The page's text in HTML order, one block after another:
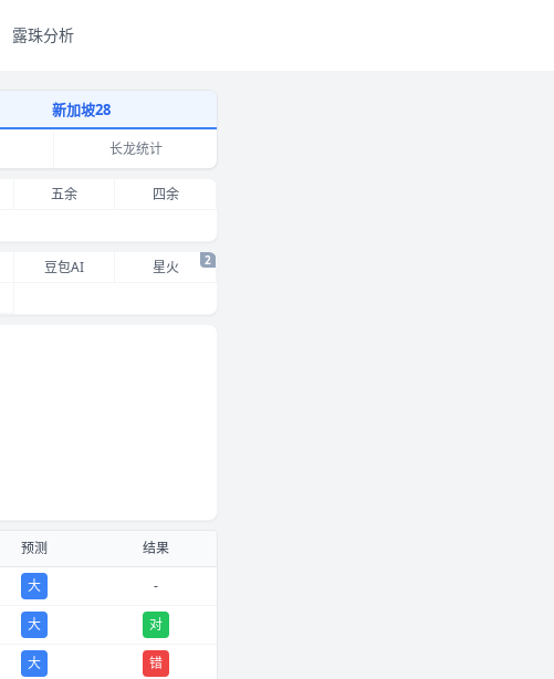
露珠分析
新加坡28
长龙统计
五余
四余
豆包AI 星火 2
预测
结果
大 -
大 对
大 错